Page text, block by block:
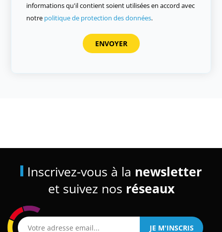
informations qu'il contient soient utilisées en accord avec
notre politique de protection des données.
Inscrivez-vous à la newsletter
et suivez nos réseaux